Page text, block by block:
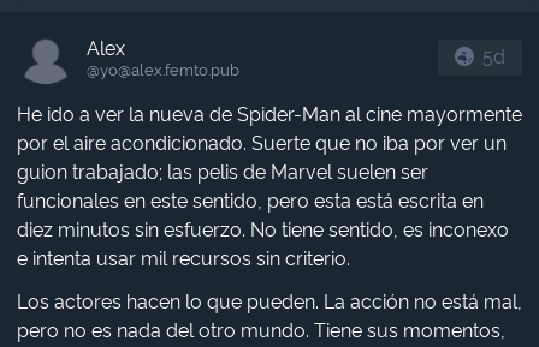
Alex
@yo​@alex.femto.pub
5d
He ido a ver la nueva de Spider-Man al cine mayormente
por el aire acondicionado. Suerte que no iba por ver un
guion trabajado; las pelis de Marvel suelen ser
funcionales en este sentido, pero esta está escrita en
diez minutos sin esfuerzo. No tiene sentido, es inconexo
e intenta usar mil recursos sin criterio.
Los actores hacen lo que pueden. La acción no está mal,
pero no es nada del otro mundo. Tiene sus momentos,